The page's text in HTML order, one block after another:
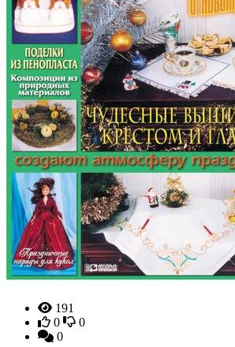
191
0
0
0